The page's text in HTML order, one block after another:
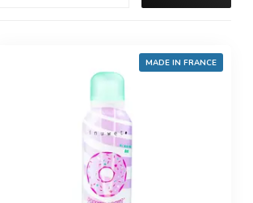
MADE IN FRANCE